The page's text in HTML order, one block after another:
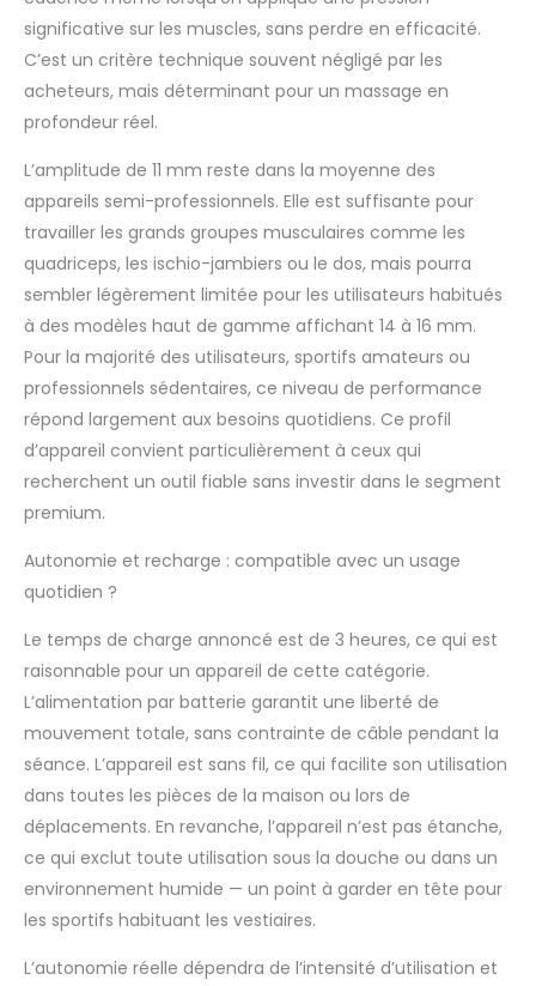
élégante en toile, il
s'utilise sans gêner
votre entourage au
bureau, à la salle de
et Matériaux Premium
: Fabriqué en ABS de
haute qualité, ce
masseur pistolet
dispose d'une
poignée allongée
recouverte de silicone
pour une prise en
main optimale et une
absorption efficace
des vibrations. Son
ergonomie permet
d'atteindre
confortablement
idéal et attentionné
anniversaire ou le
Nouvel An.
significative sur les muscles, sans perdre en efficacité.
C’est un critère technique souvent négligé par les
acheteurs, mais déterminant pour un massage en
profondeur réel.
L’amplitude de 11 mm reste dans la moyenne des
appareils semi-professionnels. Elle est suffisante pour
travailler les grands groupes musculaires comme les
quadriceps, les ischio-jambiers ou le dos, mais pourra
sembler légèrement limitée pour les utilisateurs habitués
à des modèles haut de gamme affichant 14 à 16 mm.
Pour la majorité des utilisateurs, sportifs amateurs ou
professionnels sédentaires, ce niveau de performance
répond largement aux besoins quotidiens. Ce profil
d’appareil convient particulièrement à ceux qui
recherchent un outil fiable sans investir dans le segment
premium.
Autonomie et recharge : compatible avec un usage
quotidien ?
Le temps de charge annoncé est de 3 heures, ce qui est
raisonnable pour un appareil de cette catégorie.
L’alimentation par batterie garantit une liberté de
mouvement totale, sans contrainte de câble pendant la
séance. L’appareil est sans fil, ce qui facilite son utilisation
dans toutes les pièces de la maison ou lors de
déplacements. En revanche, l’appareil n’est pas étanche,
ce qui exclut toute utilisation sous la douche ou dans un
environnement humide — un point à garder en tête pour
les sportifs habituant les vestiaires.
L’autonomie réelle dépendra de l’intensité d’utilisation et